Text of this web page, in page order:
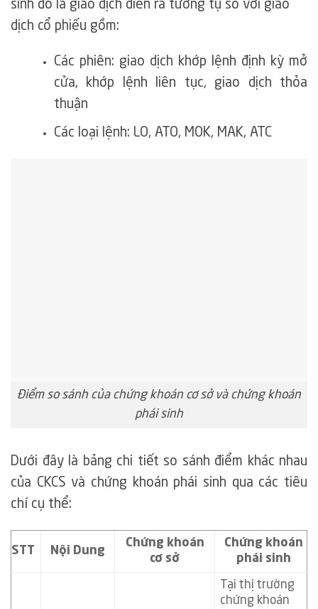
sinh đó là giao dịch diễn ra tương tụ so với giao
dịch cổ phiếu gồm:
Các phiên: giao dịch khớp lệnh định kỳ mở
cửa, khớp lệnh liên tục, giao dịch thỏa
thuận
Các loại lệnh: LO, ATO, MOK, MAK, ATC
Điểm so sánh của chứng khoán cơ sở và chứng khoán
phái sinh
Dưới đây là bảng chi tiết so sánh điểm khác nhau
của CKCS và chứng khoán phái sinh qua các tiêu
chí cụ thể:
STT Nội Dung
Chứng khoán
cơ sở
Chứng khoán
phái sinh
Tại thị trường
chứng khoán